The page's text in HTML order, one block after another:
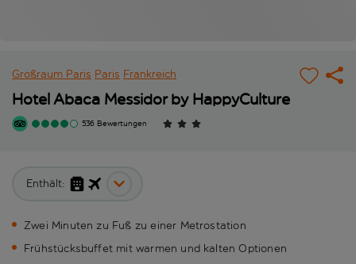
Großraum Paris Paris Frankreich
Hotel Abaca Messidor by HappyCulture
536 Bewertungen
Enthält:
Zwei Minuten zu Fuß zu einer Metrostation
Frühstücksbuffet mit warmen und kalten Optionen